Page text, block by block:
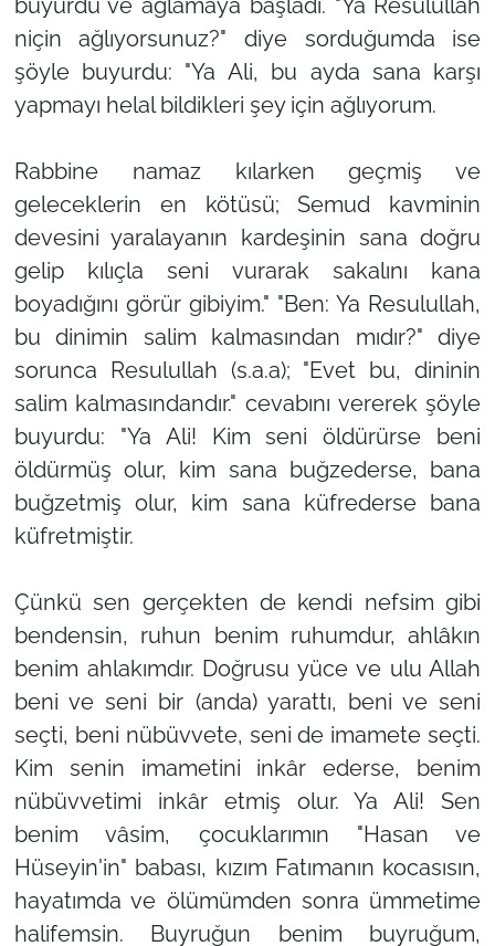
buyurdu ve ağlamaya başladı. "Ya Resulullah
niçin ağlıyorsunuz?" diye sorduğumda ise
şöyle buyurdu: "Ya Ali, bu ayda sana karşı
yapmayı helal bildikleri şey için ağlıyorum.
Rabbine namaz kılarken geçmiş ve
geleceklerin en kötüsü; Semud kavminin
devesini yaralayanın kardeşinin sana doğru
gelip kılıçla seni vurarak sakalını kana
boyadığını görür gibiyim." "Ben: Ya Resulullah,
bu dinimin salim kalmasından mıdır?" diye
sorunca Resulullah (s.a.a); "Evet bu, dininin
salim kalmasındandır." cevabını vererek şöyle
buyurdu: "Ya Ali! Kim seni öldürürse beni
öldürmüş olur, kim sana buğzederse, bana
buğzetmiş olur, kim sana küfrederse bana
küfretmiştir.
Çünkü sen gerçekten de kendi nefsim gibi
bendensin, ruhun benim ruhumdur, ahlâkın
benim ahlakımdır. Doğrusu yüce ve ulu Allah
beni ve seni bir (anda) yarattı, beni ve seni
seçti, beni nübüvvete, seni de imamete seçti.
Kim senin imametini inkâr ederse, benim
nübüvvetimi inkâr etmiş olur. Ya Ali! Sen
benim vâsim, çocuklarımın "Hasan ve
Hüseyin'in" babası, kızım Fatımanın kocasısın,
hayatımda ve ölümümden sonra ümmetime
halifemsin. Buyruğun benim buyruğum,